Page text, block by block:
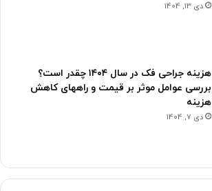
دی 13, 1404
هزینه جراحی فک در سال ۱۴۰۴ چقدر است؟
بررسی عوامل موثر بر قیمت و راههای کاهش
هزینه
دی 7, 1404